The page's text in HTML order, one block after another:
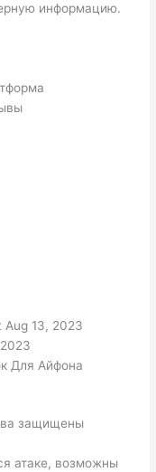
информацию.
Aug 13, 2023
Для Айфона
защищены
атаке, возможны